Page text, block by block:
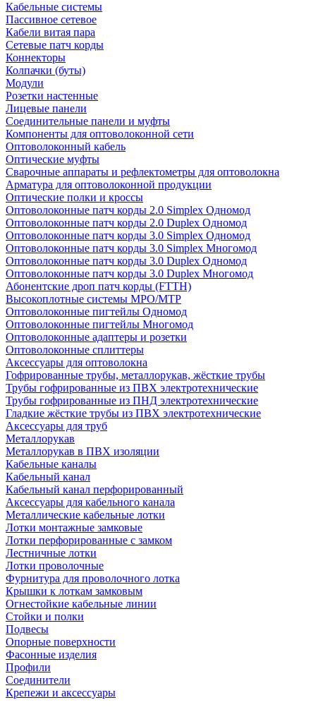
Кабельные системы
Пассивное сетевое
Кабели витая пара
Сетевые патч корды
Коннекторы
Колпачки (буты)
Модули
Розетки настенные
Лицевые панели
Соединительные панели и муфты
Компоненты для оптоволоконной сети
Оптоволоконный кабель
Оптические муфты
Сварочные аппараты и рефлектометры для оптоволокна
Арматура для оптоволоконной продукции
Оптические полки и кроссы
Оптоволоконные патч корды 2.0 Simplex Одномод
Оптоволоконные патч корды 2.0 Duplex Одномод
Оптоволоконные патч корды 3.0 Simplex Одномод
Оптоволоконные патч корды 3.0 Simplex Многомод
Оптоволоконные патч корды 3.0 Duplex Одномод
Оптоволоконные патч корды 3.0 Duplex Многомод
Абонентские дроп патч корды (FTTH)
Высокоплотные системы MPO/MTP
Оптоволоконные пигтейлы Одномод
Оптоволоконные пигтейлы Многомод
Оптоволоконные адаптеры и розетки
Оптоволоконные сплиттеры
Аксессуары для оптоволокна
Гофрированные трубы, металлорукав, жёсткие трубы
Трубы гофрированные из ПВХ электротехнические
Трубы гофрированные из ПНД электротехнические
Гладкие жёсткие трубы из ПВХ электротехнические
Аксессуары для труб
Металлорукав
Металлорукав в ПВХ изоляции
Кабельные каналы
Кабельный канал
Кабельный канал перфорированный
Аксессуары для кабельного канала
Металлические кабельные лотки
Лотки монтажные замковые
Лотки перфорированные с замком
Лестничные лотки
Лотки проволочные
Фурнитура для проволочного лотка
Крышки к лоткам замковым
Огнестойкие кабельные линии
Стойки и полки
Подвесы
Опорные поверхности
Фасонные изделия
Профили
Соединители
Крепежи и аксессуары